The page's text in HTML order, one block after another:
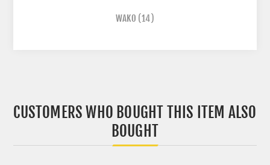
WAKO (14)
CUSTOMERS WHO BOUGHT THIS ITEM ALSO
BOUGHT